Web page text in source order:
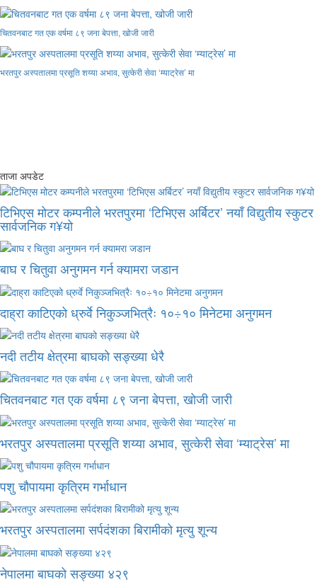
चितवनबाट गत एक वर्षमा ८९ जना बेपत्ता, खोजी जारी
भरतपुर अस्पतालमा प्रसूति शय्या अभाव, सुत्केरी सेवा ‘म्याट्रेस’ मा
ताजा अपडेट
टिभिएस मोटर कम्पनीले भरतपुरमा ‘टिभिएस अर्बिटर’ नयाँ विद्युतीय स्कुटर
सार्वजनिक ग¥यो
बाघ र चितुवा अनुगमन गर्न क्यामरा जडान
दाह्रा काटिएको ध्रुर्वे निकुञ्जभित्रैः १०÷१० मिनेटमा अनुगमन
नदी तटीय क्षेत्रमा बाघको सङ्ख्या धेरै
चितवनबाट गत एक वर्षमा ८९ जना बेपत्ता, खोजी जारी
भरतपुर अस्पतालमा प्रसूति शय्या अभाव, सुत्केरी सेवा ‘म्याट्रेस’ मा
पशु चौपायमा कृत्रिम गर्भाधान
भरतपुर अस्पतालमा सर्पदंशका बिरामीको मृत्यु शून्य
नेपालमा बाघको सङ्ख्या ४२९